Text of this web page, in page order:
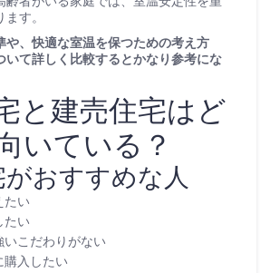
す。
や、快適な室温を保つための考え方
いて詳しく比較するとかなり参考にな
と建売住宅はど
いている？
おすすめな人
たい
たい
いこだわりがない
購入したい